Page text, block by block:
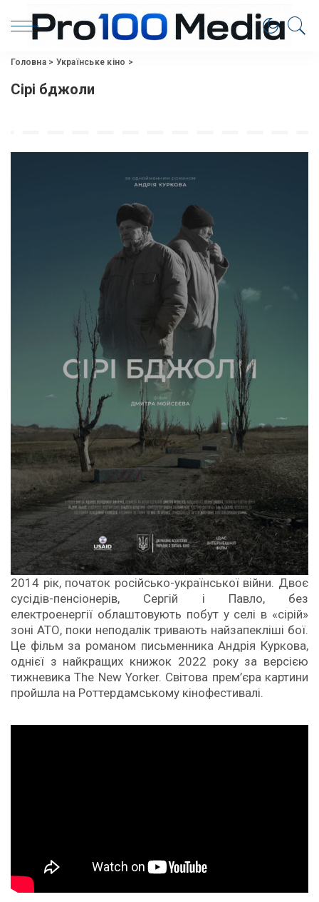
Головна> Українське кіно >
Сірі бджоли
2014 рік, початок російсько-української війни. Двоє
сусідів-пенсіонерів, Сергій і Павло, без
електроенергії облаштовують побут у селі в «сірій»
зоні АТО, поки неподалік тривають найзапекліші бої.
Це фільм за романом письменника Андрія Куркова,
однієї з найкращих книжок 2022 року за версією
тижневика The New Yorker. Світова прем’єра картини
пройшла на Роттердамському кінофестивалі.